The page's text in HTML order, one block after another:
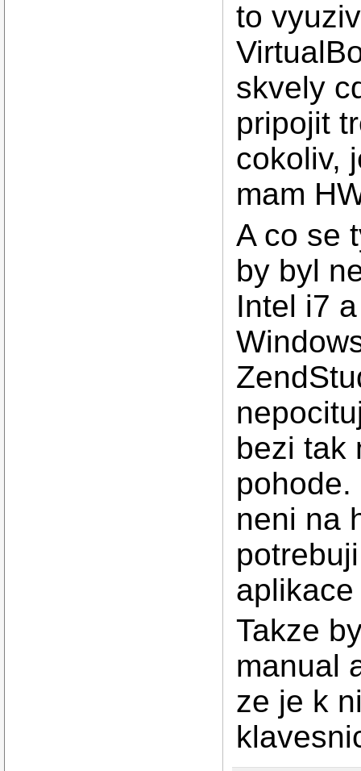
to
skvely
pripojit
cokoliv,
mam
A co se
by byl
Intel i7
bezi tak
neni na
Takze
manual
ze je k